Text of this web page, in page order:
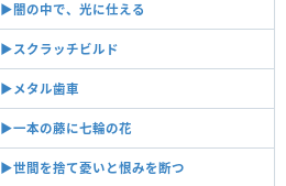
▶︎闇の中で、光に仕える
▶︎スクラッチビルド
▶︎メタル歯車
▶︎一本の藤に七輪の花
▶︎世間を捨て憂いと恨みを断つ